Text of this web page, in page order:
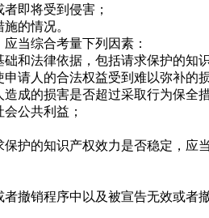
即将受到侵害；
的情况。
当综合考量下列因素：
法律依据，包括请求保护的知识
人的合法权益受到难以弥补的损
的损害是否超过采取行为保全措
公共利益；
的知识产权效力是否稳定，应当
销程序中以及被宣告无效或者撤